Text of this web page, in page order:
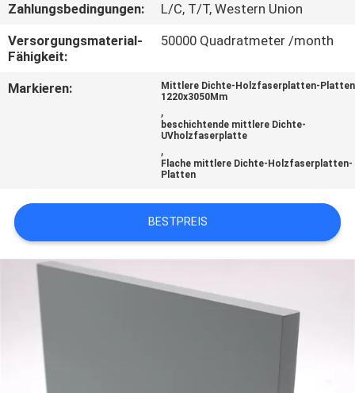
NACHRICHTEN
FÄLLE
ZITAT
SITEMAP
PRIVACY
POLICY
Zahlungsbedingungen:
L/C, T/T, Western Union
Versorgungsmaterial-
Fähigkeit:
50000 Quadratmeter /month
Markieren:
Mittlere Dichte-Holzfaserplatten-Platten
1220x3050Mm
,
beschichtende mittlere Dichte-
UVholzfaserplatte
,
Flache mittlere Dichte-Holzfaserplatten-
Platten
BESTPREIS